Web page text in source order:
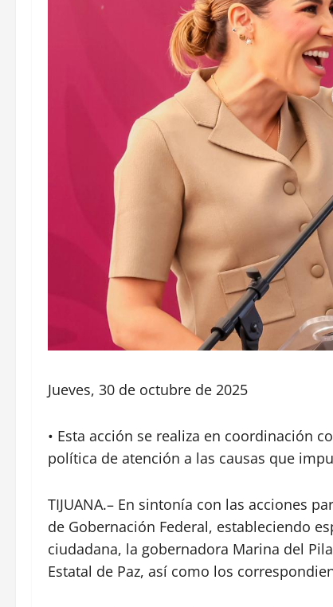
Jueves, 30 de octubre de 2025
• Esta acción se realiza en coordinación
política de atención a las causas que
TIJUANA.– En sintonía con las acciones
de Gobernación Federal, estableciendo
ciudadana, la gobernadora Marina del
Estatal de Paz, así como los